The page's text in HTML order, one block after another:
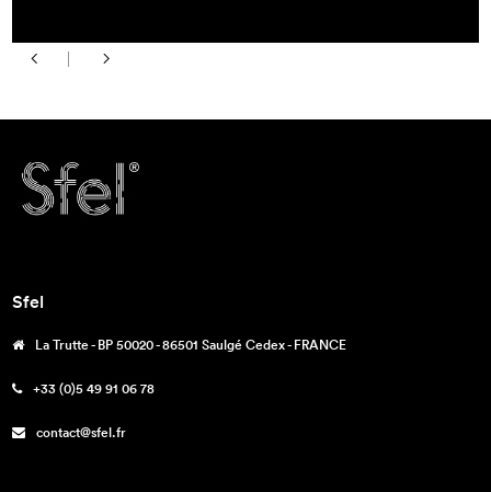
Sfel
La Trutte - BP 50020 - 86501 Saulgé Cedex - FRANCE
+33 (0)5 49 91 06 78
contact@sfel.fr